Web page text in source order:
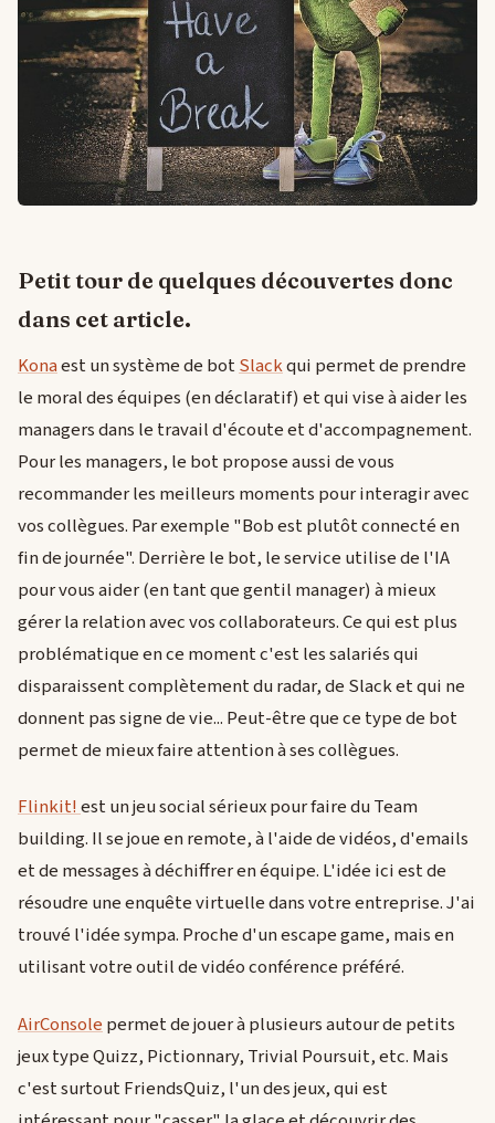
Petit tour de quelques découvertes donc
dans cet article.
Konaest un système de botSlackqui permet de prendre
le moral des équipes (en déclaratif) et qui vise à aider les
managers dans le travail d'écoute et d'accompagnement.
Pour les managers, le bot propose aussi de vous
recommander les meilleurs moments pour interagir avec
vos collègues. Par exemple "Bob est plutôt connecté en
fin de journée". Derrière le bot, le service utilise de l'IA
pour vous aider (en tant que gentil manager) à mieux
gérer la relation avec vos collaborateurs. Ce qui est plus
problématique en ce moment c'est les salariés qui
disparaissent complètement du radar, de Slack et qui ne
donnent pas signe de vie... Peut-être que ce type de bot
permet de mieux faire attention à ses collègues.
Flinkit!est un jeu social sérieux pour faire du Team
building. Il se joue en remote, à l'aide de vidéos, d'emails
et de messages à déchiffrer en équipe. L'idée ici est de
résoudre une enquête virtuelle dans votre entreprise. J'ai
trouvé l'idée sympa. Proche d'un escape game, mais en
utilisant votre outil de vidéo conférence préféré.
AirConsolepermet de jouer à plusieurs autour de petits
jeux type Quizz, Pictionnary, Trivial Poursuit, etc. Mais
c'est surtout FriendsQuiz, l'un des jeux, qui est